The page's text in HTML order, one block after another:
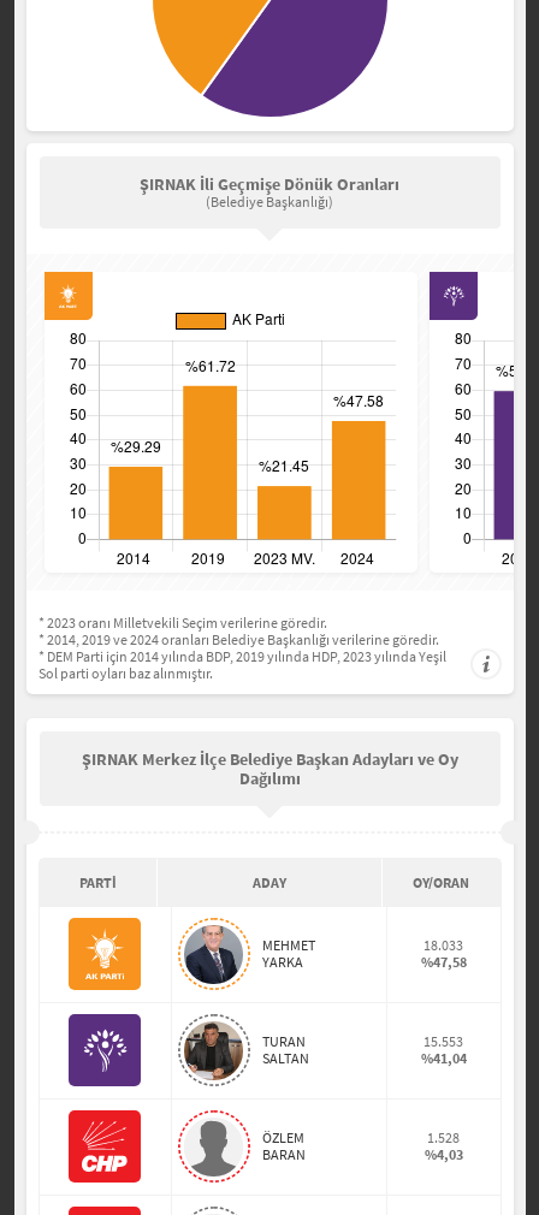
ŞIRNAK İli Geçmişe Dönük Oranları
(Belediye Başkanlığı)
* 2023 oranı Milletvekili Seçim verilerine göredir.
* 2014, 2019 ve 2024 oranları Belediye Başkanlığı verilerine göredir.
* DEM Parti için 2014 yılında BDP, 2019 yılında HDP, 2023 yılında Yeşil
Sol parti oyları baz alınmıştır.
ŞIRNAK Merkez İlçe Belediye Başkan Adayları ve Oy
Dağılımı
PARTİ ADAY OY/ORAN
MEHMET
YARKA
18.033
%47,58
TURAN
SALTAN
15.553
%41,04
ÖZLEM
BARAN
1.528
%4,03